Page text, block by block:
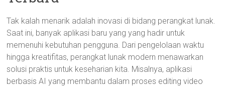
Tak kalah menarik adalah inovasi di bidang perangkat lunak.
Saat ini, banyak aplikasi baru yang yang hadir untuk
memenuhi kebutuhan pengguna. Dari pengelolaan waktu
hingga kreatifitas, perangkat lunak modern menawarkan
solusi praktis untuk keseharian kita. Misalnya, aplikasi
berbasis AI yang membantu dalam proses editing video